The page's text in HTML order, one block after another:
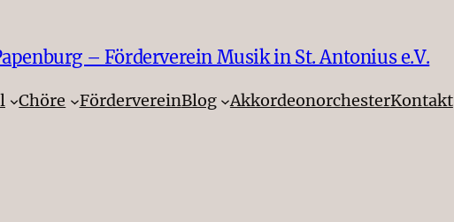
– Förderverein Musik in St. Antonius e.V.
Chöre FördervereinBlog AkkordeonorchesterKontakt